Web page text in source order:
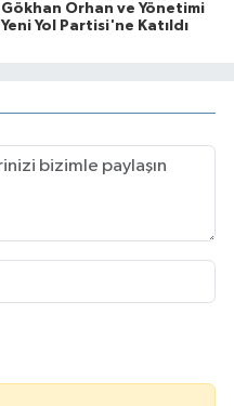
Gökhan Orhan ve Yönetimi
Yeni Yol Partisi'ne Katıldı